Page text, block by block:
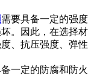
需要具备一定的强度
。因此，在选择材
、抗压强度、弹性
一定的防腐和防火